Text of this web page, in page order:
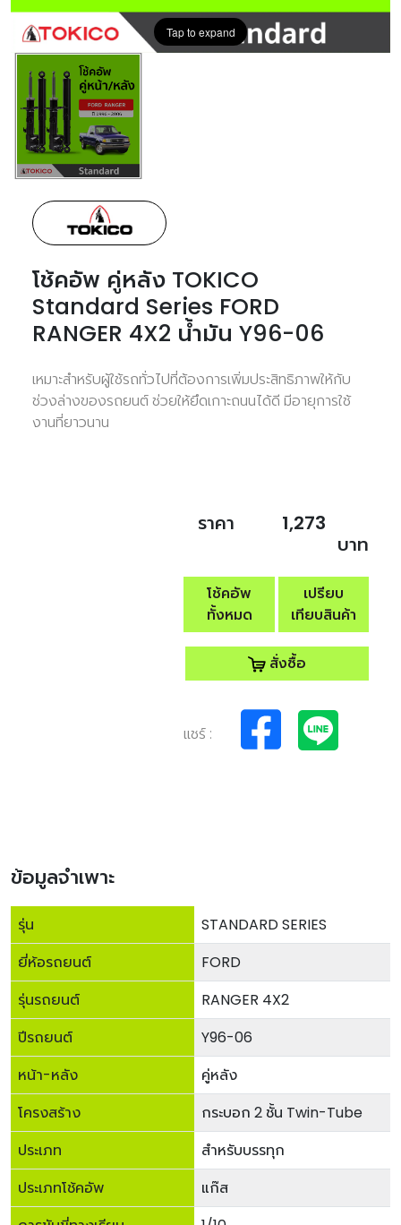
Tap to expand
โช้คอัพ คู่หลัง TOKICO
Standard Series FORD
RANGER 4X2 น้ำมัน Y96-06
เหมาะสำหรับผู้ใช้รถทั่วไปที่ต้องการเพิ่มประสิทธิภาพให้กับ
ช่วงล่างของรถยนต์ ช่วยให้ยึดเกาะถนนได้ดี มีอายุการใช้
งานที่ยาวนาน
ราคา
1,273
บาท
โช้คอัพ
ทั้งหมด
เปรียบ
เทียบสินค้า
สั่งซื้อ
แชร์ :
ข้อมูลจำเพาะ
รุ่น
STANDARD SERIES
ยี่ห้อรถยนต์
FORD
รุ่นรถยนต์
RANGER 4X2
ปีรถยนต์
Y96-06
หน้า-หลัง
คู่หลัง
โครงสร้าง
กระบอก 2 ชั้น Twin-Tube
ประเภท
สำหรับบรรทุก
ประเภทโช้คอัพ
แก๊ส